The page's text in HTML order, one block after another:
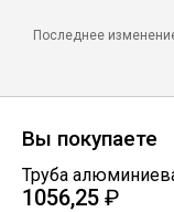
Круги
Последнее
Вы покупаете
Труба
1056,25 ₽